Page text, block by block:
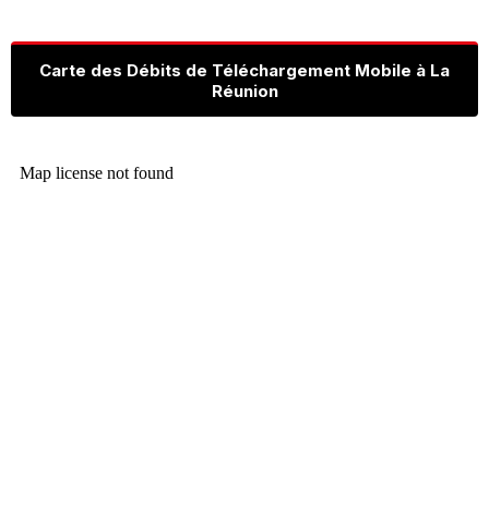
Carte des Débits de Téléchargement Mobile à La
Réunion